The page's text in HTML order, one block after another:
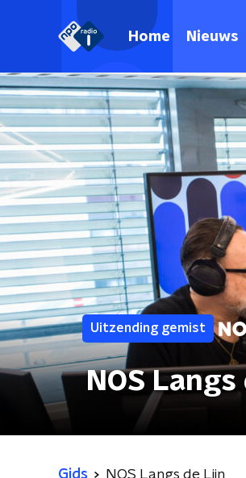
Home Nieuws
Uitzending gemist
NOS
Gids NOS Langs de Lijn